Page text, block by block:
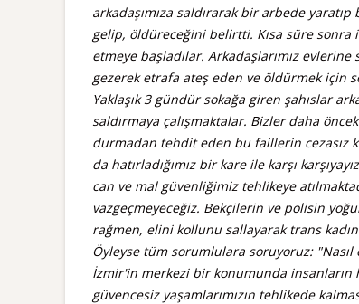
arkadaşımıza saldırarak bir arbede
gelip, öldüreceğini belirtti. Kısa süre sonra
etmeye başladılar. Arkadaşlarımız
gezerek etrafa ateş eden ve öldürmek için
Yaklaşık 3 gündür sokağa giren şahıslar
saldırmaya çalışmaktalar. Bizler daha
durmadan tehdit eden bu faillerin cezasız
da hatırladığımız bir kare ile karşı
can ve mal güvenliğimiz tehlikeye
vazgeçmeyeceğiz. Bekçilerin ve polisin
rağmen, elini kollunu sallayarak trans
Öyleyse tüm sorumlulara soruyoruz: "Nasıl
İzmir'in merkezi bir konumunda insanların
güvencesiz yaşamlarımızın tehlikede